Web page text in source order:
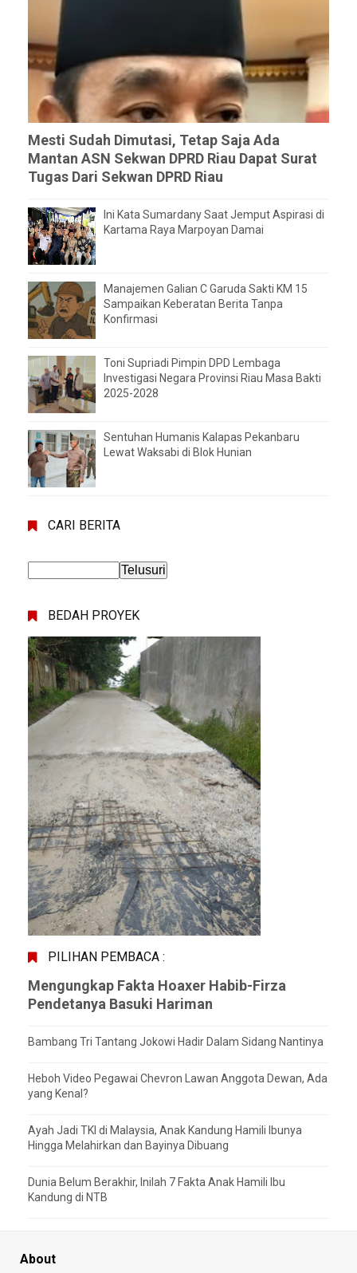
Mesti Sudah Dimutasi, Tetap Saja Ada
Mantan ASN Sekwan DPRD Riau Dapat Surat
Tugas Dari Sekwan DPRD Riau
Ini Kata Sumardany Saat Jemput Aspirasi di
Kartama Raya Marpoyan Damai
Manajemen Galian C Garuda Sakti KM 15
Sampaikan Keberatan Berita Tanpa
Konfirmasi
Toni Supriadi Pimpin DPD Lembaga
Investigasi Negara Provinsi Riau Masa Bakti
2025-2028
Sentuhan Humanis Kalapas Pekanbaru
Lewat Waksabi di Blok Hunian
CARI BERITA
BEDAH PROYEK
PILIHAN PEMBACA :
Mengungkap Fakta Hoaxer Habib-Firza
Pendetanya Basuki Hariman
Bambang Tri Tantang Jokowi Hadir Dalam Sidang Nantinya
Heboh Video Pegawai Chevron Lawan Anggota Dewan, Ada
yang Kenal?
Ayah Jadi TKI di Malaysia, Anak Kandung Hamili Ibunya
Hingga Melahirkan dan Bayinya Dibuang
Dunia Belum Berakhir, Inilah 7 Fakta Anak Hamili Ibu
Kandung di NTB
About